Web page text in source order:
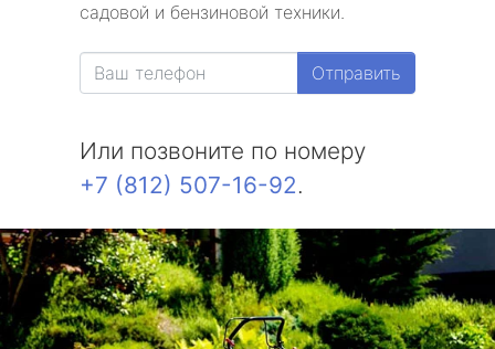
садовой и бензиновой техники.
Отправить
Или позвоните по номеру
+7 (812) 507-16-92.